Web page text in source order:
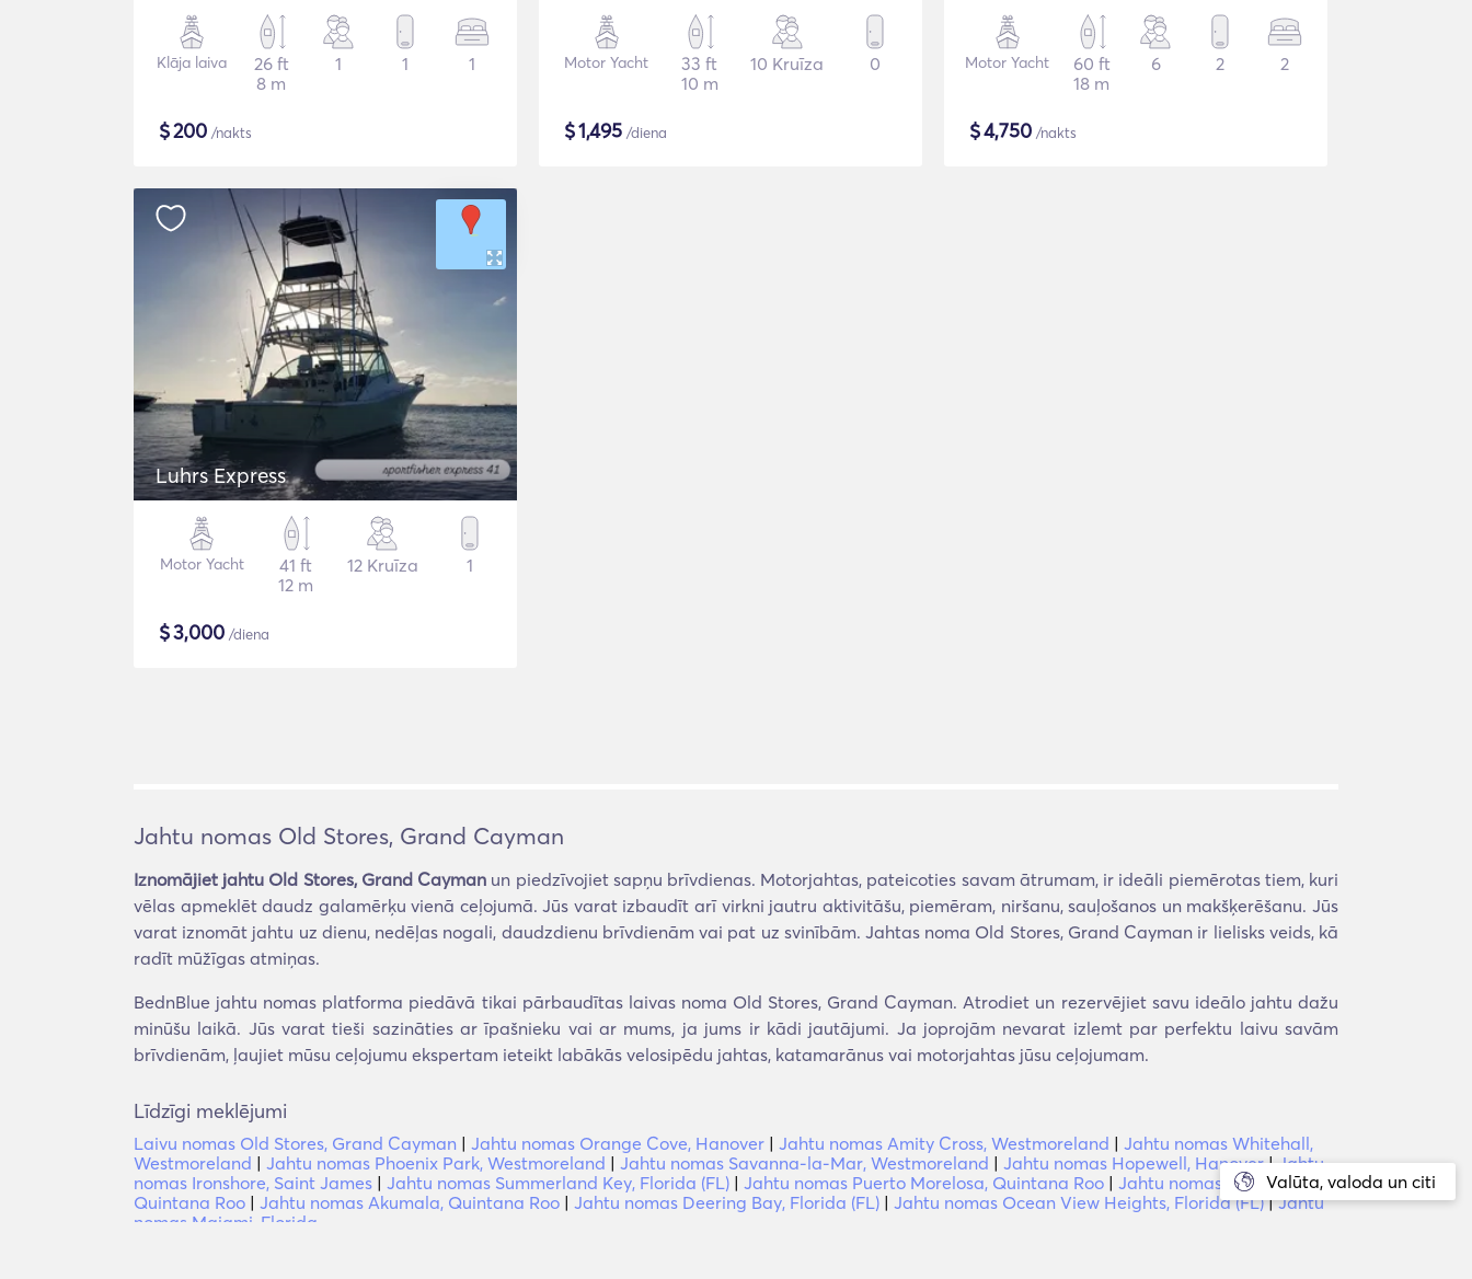
Klāja laiva
26 ft
8 m
1 1 1
$200 /nakts
Motor Yacht
33 ft
10 m
10 Kruīza 0
$1,495 /diena
Motor Yacht
60 ft
18 m
6 2 2
$4,750 /nakts
Luhrs Express
Motor Yacht
41 ft
12 m
12 Kruīza 1
$3,000 /diena
Valūta, valoda un citi
Jahtu nomas Old Stores, Grand Cayman
Iznomājiet jahtu Old Stores, Grand Cayman un piedzīvojiet sapņu brīvdienas. Motorjahtas, pateicoties savam ātrumam, ir ideāli piemērotas tiem, kuri
vēlas apmeklēt daudz galamērķu vienā ceļojumā. Jūs varat izbaudīt arī virkni jautru aktivitāšu, piemēram, niršanu, sauļošanos un makšķerēšanu. Jūs
varat iznomāt jahtu uz dienu, nedēļas nogali, daudzdienu brīvdienām vai pat uz svinībām. Jahtas noma Old Stores, Grand Cayman ir lielisks veids, kā
radīt mūžīgas atmiņas.
BednBlue jahtu nomas platforma piedāvā tikai pārbaudītas laivas noma Old Stores, Grand Cayman. Atrodiet un rezervējiet savu ideālo jahtu dažu
minūšu laikā. Jūs varat tieši sazināties ar īpašnieku vai ar mums, ja jums ir kādi jautājumi. Ja joprojām nevarat izlemt par perfektu laivu savām
brīvdienām, ļaujiet mūsu ceļojumu ekspertam ieteikt labākās velosipēdu jahtas, katamarānus vai motorjahtas jūsu ceļojumam.
Līdzīgi meklējumi
Laivu nomas Old Stores, Grand Cayman | Jahtu nomas Orange Cove, Hanover | Jahtu nomas Amity Cross, Westmoreland | Jahtu nomas Whitehall,
Westmoreland | Jahtu nomas Phoenix Park, Westmoreland | Jahtu nomas Savanna-la-Mar, Westmoreland | Jahtu nomas Hopewell, Hanover|Jahtu
nomas Ironshore, Saint James | Jahtu nomas Summerland Key, Florida (FL) | Jahtu nomas Puerto Morelosa, Quintana Roo | Jahtu nomas Kankuna,
Quintana Roo | Jahtu nomas Akumala, Quintana Roo | Jahtu nomas Deering Bay, Florida (FL) | Jahtu nomas Ocean View Heights, Florida (FL)|Jahtu
nomas Maiami, Florida